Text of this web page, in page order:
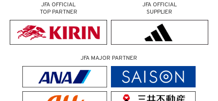
JFA OFFICIAL
TOP PARTNER
JFA OFFICIAL
SUPPLIER
JFA MAJOR PARTNER